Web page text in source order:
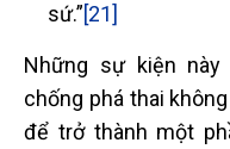
sứ.”[21]
Những sự kiện
chống phá thai
để trở thành một